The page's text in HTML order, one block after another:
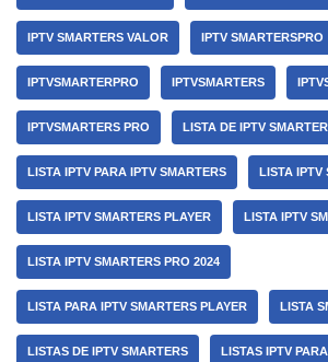
IPTV SMARTERS VALOR IPTV SMARTERSPRO
IPTVSMARTERPRO IPTVSMARTERS
IPTVSMARTERS PRO LISTA DE IPTV
LISTA IPTV PARA IPTV SMARTERS LISTA IPTV
LISTA IPTV SMARTERS PLAYER LISTA IPTV
LISTA IPTV SMARTERS PRO 2024
LISTA PARA IPTV SMARTERS PLAYER LISTA
LISTAS DE IPTV SMARTERS LISTAS IPTV